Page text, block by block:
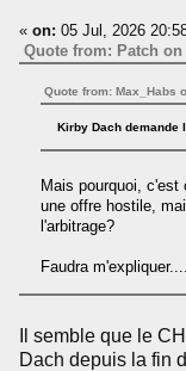
« on: 05 Jul, 2026
Quote from: Patch on
Quote from: Max_Habs
Kirby Dach demande
Mais pourquoi, c'est
une offre hostile,
l'arbitrage?
Faudra m'expliquer....
Il semble que le
Dach depuis la fin